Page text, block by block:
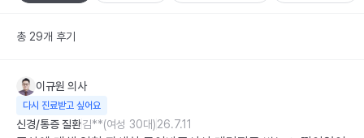
총 29개 후기
이규원 의사
다시 진료받고 싶어요
신경/통증 질환김**(여성 30대)26.7.11